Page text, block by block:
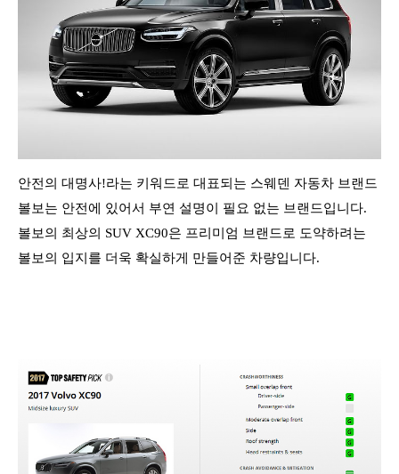
안전의 대명사!라는 키워드로 대표되는 스웨덴 자동차 브랜드
볼보는 안전에 있어서 부연 설명이 필요 없는 브랜드입니다.
볼보의 최상의 SUV XC90은 프리미엄 브랜드로 도약하려는
볼보의 입지를 더욱 확실하게 만들어준 차량입니다.